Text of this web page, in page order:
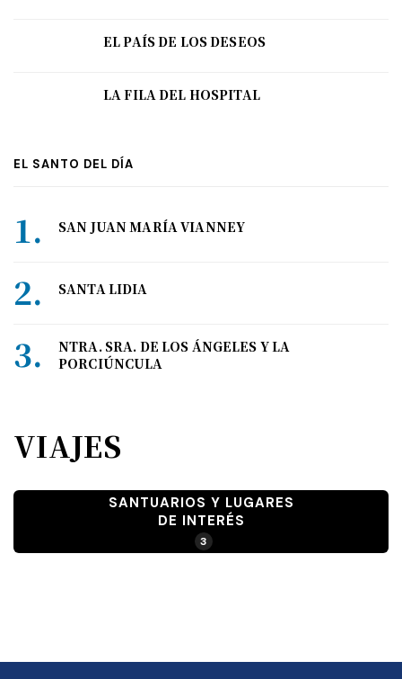
EL PAÍS DE LOS DESEOS
LA FILA DEL HOSPITAL
EL SANTO DEL DÍA
SAN JUAN MARÍA VIANNEY
SANTA LIDIA
NTRA. SRA. DE LOS ÁNGELES Y LA
PORCIÚNCULA
VIAJES
SANTUARIOS Y LUGARES
DE INTERÉS
3